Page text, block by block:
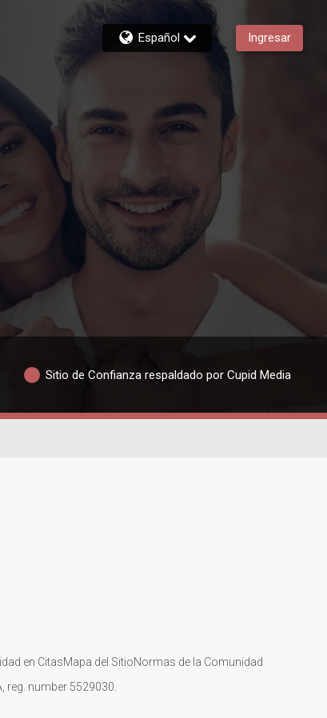
Español Ingresar
Sitio de Confianza respaldado por Cupid Media
en CitasMapa del SitioNormas de la Comunidad
reg. number 5529030.